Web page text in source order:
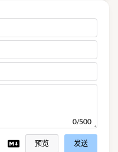
0/500
预览 发送